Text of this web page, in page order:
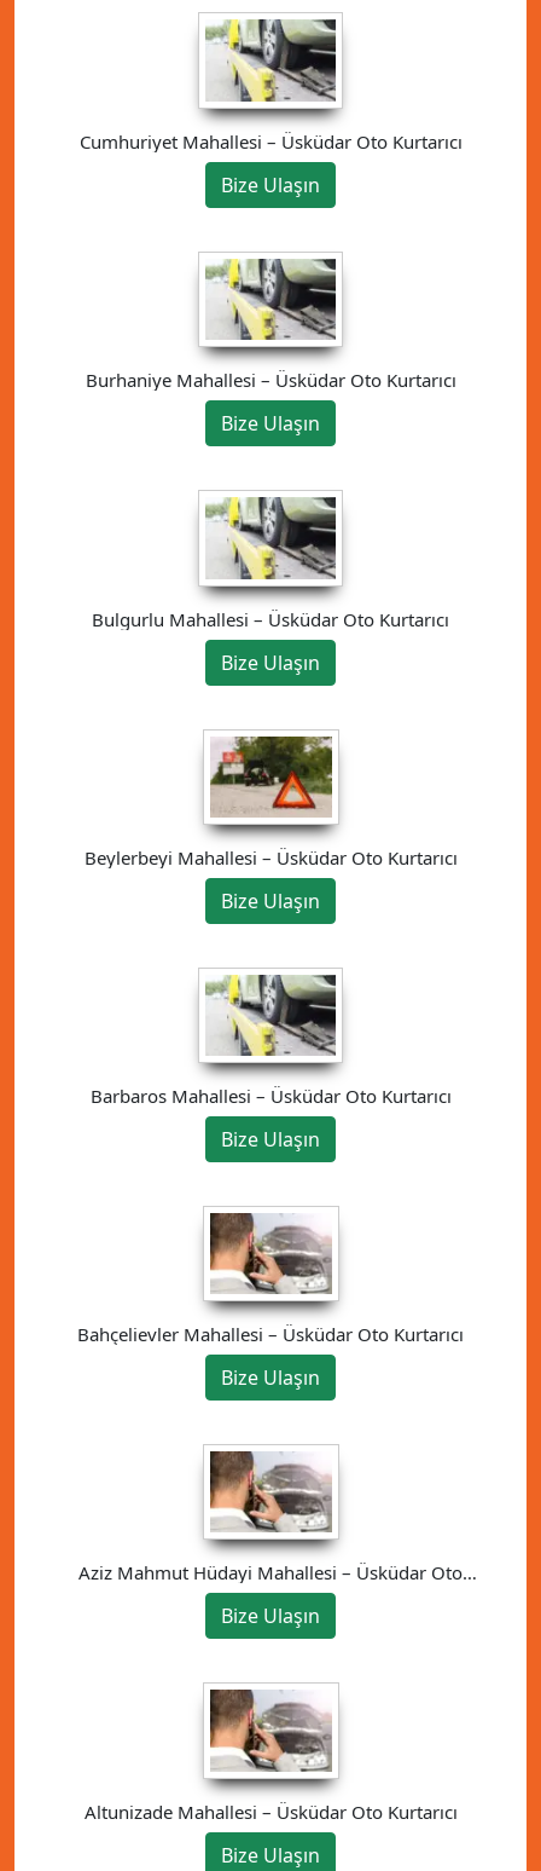
Cumhuriyet Mahallesi – Üsküdar Oto Kurtarıcı
Bize Ulaşın
Burhaniye Mahallesi – Üsküdar Oto Kurtarıcı
Bize Ulaşın
Bulgurlu Mahallesi – Üsküdar Oto Kurtarıcı
Bize Ulaşın
Beylerbeyi Mahallesi – Üsküdar Oto Kurtarıcı
Bize Ulaşın
Barbaros Mahallesi – Üsküdar Oto Kurtarıcı
Bize Ulaşın
Bahçelievler Mahallesi – Üsküdar Oto Kurtarıcı
Bize Ulaşın
Aziz Mahmut Hüdayi Mahallesi – Üsküdar Oto
Kurtarıcı
Bize Ulaşın
Altunizade Mahallesi – Üsküdar Oto Kurtarıcı
Bize Ulaşın